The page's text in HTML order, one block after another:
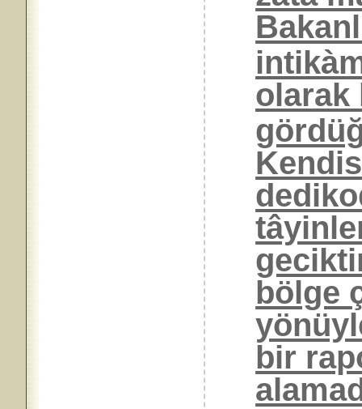
olarak
bölge
bir